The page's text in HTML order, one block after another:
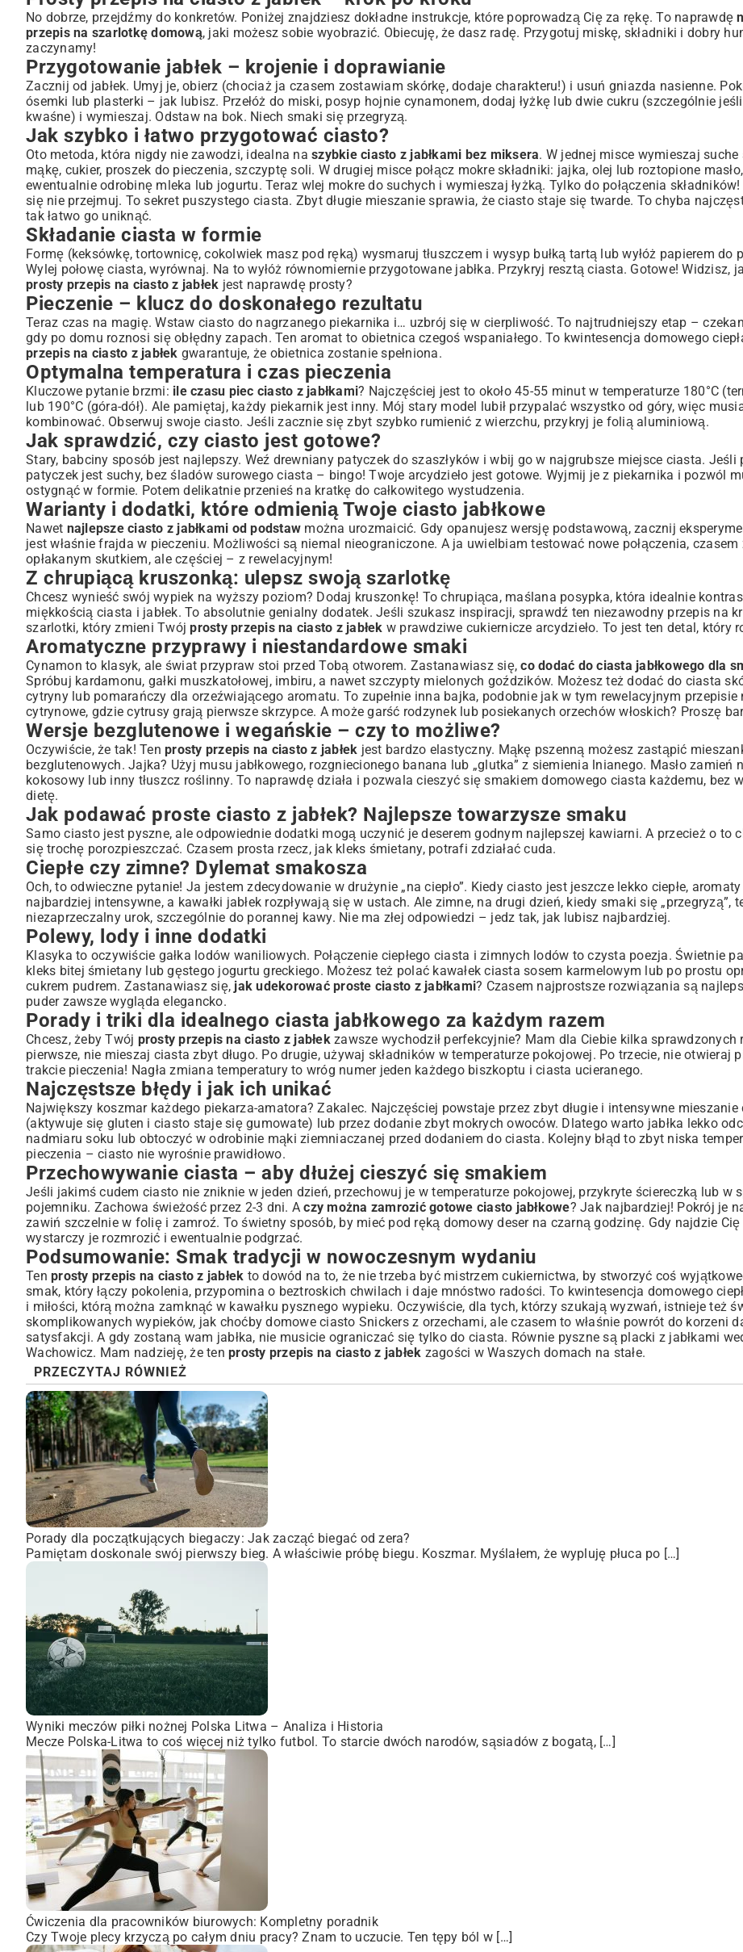
No dobrze, przejdźmy do konkretów. Poniżej znajdziesz dokładne instrukcje, które poprowadzą Cię za rękę. To naprawdę
przepis na szarlotkę domową, jaki możesz sobie wyobrazić. Obiecuję, że dasz radę. Przygotuj miskę, składniki i dobry
zaczynamy!
Przygotowanie jabłek – krojenie i doprawianie
Zacznij od jabłek. Umyj je, obierz (chociaż ja czasem zostawiam skórkę, dodaje charakteru!) i usuń gniazda nasienne.
ósemki lub plasterki – jak lubisz. Przełóż do miski, posyp hojnie cynamonem, dodaj łyżkę lub dwie cukru (szczególnie
kwaśne) i wymieszaj. Odstaw na bok. Niech smaki się przegryzą.
Jak szybko i łatwo przygotować ciasto?
Oto metoda, która nigdy nie zawodzi, idealna na szybkie ciasto z jabłkami bez miksera. W jednej misce wymieszaj suche
mąkę, cukier, proszek do pieczenia, szczyptę soli. W drugiej misce połącz mokre składniki: jajka, olej lub roztopione masło,
ewentualnie odrobinę mleka lub jogurtu. Teraz wlej mokre do suchych i wymieszaj łyżką. Tylko do połączenia
się nie przejmuj. To sekret puszystego ciasta. Zbyt długie mieszanie sprawia, że ciasto staje się twarde. To chyba
tak łatwo go uniknąć.
Składanie ciasta w formie
Formę (keksówkę, tortownicę, cokolwiek masz pod ręką) wysmaruj tłuszczem i wysyp bułką tartą lub wyłóż papierem do
Wylej połowę ciasta, wyrównaj. Na to wyłóż równomiernie przygotowane jabłka. Przykryj resztą ciasta. Gotowe! Widzisz,
prosty przepis na ciasto z jabłek jest naprawdę prosty?
Pieczenie – klucz do doskonałego rezultatu
Teraz czas na magię. Wstaw ciasto do nagrzanego piekarnika i… uzbrój się w cierpliwość. To najtrudniejszy etap –
gdy po domu roznosi się obłędny zapach. Ten aromat to obietnica czegoś wspaniałego. To kwintesencja domowego
przepis na ciasto z jabłek gwarantuje, że obietnica zostanie spełniona.
Optymalna temperatura i czas pieczenia
Kluczowe pytanie brzmi: ile czasu piec ciasto z jabłkami? Najczęściej jest to około 45-55 minut w temperaturze 180°C
lub 190°C (góra-dół). Ale pamiętaj, każdy piekarnik jest inny. Mój stary model lubił przypalać wszystko od góry, więc
kombinować. Obserwuj swoje ciasto. Jeśli zacznie się zbyt szybko rumienić z wierzchu, przykryj je folią aluminiową.
Jak sprawdzić, czy ciasto jest gotowe?
Stary, babciny sposób jest najlepszy. Weź drewniany patyczek do szaszłyków i wbij go w najgrubsze miejsce ciasta. Jeśli
patyczek jest suchy, bez śladów surowego ciasta – bingo! Twoje arcydzieło jest gotowe. Wyjmij je z piekarnika i pozwól
ostygnąć w formie. Potem delikatnie przenieś na kratkę do całkowitego wystudzenia.
Warianty i dodatki, które odmienią Twoje ciasto jabłkowe
Nawet najlepsze ciasto z jabłkami od podstaw można urozmaicić. Gdy opanujesz wersję podstawową, zacznij
jest właśnie frajda w pieczeniu. Możliwości są niemal nieograniczone. A ja uwielbiam testować nowe połączenia, czasem
opłakanym skutkiem, ale częściej – z rewelacyjnym!
Z chrupiącą kruszonką: ulepsz swoją szarlotkę
Chcesz wynieść swój wypiek na wyższy poziom? Dodaj kruszonkę! To chrupiąca, maślana posypka, która idealnie
miękkością ciasta i jabłek. To absolutnie genialny dodatek. Jeśli szukasz inspiracji, sprawdź ten niezawodny przepis na
szarlotki, który zmieni Twójprosty przepis na ciasto z jabłek w prawdziwe cukiernicze arcydzieło. To jest ten detal, który
Aromatyczne przyprawy i niestandardowe smaki
Cynamon to klasyk, ale świat przypraw stoi przed Tobą otworem. Zastanawiasz się,co dodać do ciasta jabłkowego dla
Spróbuj kardamonu, gałki muszkatołowej, imbiru, a nawet szczypty mielonych goździków. Możesz też dodać do ciasta
cytryny lub pomarańczy dla orzeźwiającego aromatu. To zupełnie inna bajka, podobnie jak w tym rewelacyjnym przepisie
cytrynowe, gdzie cytrusy grają pierwsze skrzypce. A może garść rodzynek lub posiekanych orzechów włoskich? Proszę
Wersje bezglutenowe i wegańskie – czy to możliwe?
Oczywiście, że tak! Ten prosty przepis na ciasto z jabłek jest bardzo elastyczny. Mąkę pszenną możesz zastąpić
bezglutenowych. Jajka? Użyj musu jabłkowego, rozgniecionego banana lub „glutka” z siemienia lnianego. Masło zamień
kokosowy lub inny tłuszcz roślinny. To naprawdę działa i pozwala cieszyć się smakiem domowego ciasta każdemu, bez
dietę.
Jak podawać proste ciasto z jabłek? Najlepsze towarzysze smaku
Samo ciasto jest pyszne, ale odpowiednie dodatki mogą uczynić je deserem godnym najlepszej kawiarni. A przecież o to
się trochę porozpieszczać. Czasem prosta rzecz, jak kleks śmietany, potrafi zdziałać cuda.
Ciepłe czy zimne? Dylemat smakosza
Och, to odwieczne pytanie! Ja jestem zdecydowanie w drużynie „na ciepło”. Kiedy ciasto jest jeszcze lekko ciepłe,
najbardziej intensywne, a kawałki jabłek rozpływają się w ustach. Ale zimne, na drugi dzień, kiedy smaki się „przegryzą”,
niezaprzeczalny urok, szczególnie do porannej kawy. Nie ma złej odpowiedzi – jedz tak, jak lubisz najbardziej.
Polewy, lody i inne dodatki
Klasyka to oczywiście gałka lodów waniliowych. Połączenie ciepłego ciasta i zimnych lodów to czysta poezja. Świetnie
kleks bitej śmietany lub gęstego jogurtu greckiego. Możesz też polać kawałek ciasta sosem karmelowym lub po prostu
cukrem pudrem. Zastanawiasz się, jak udekorować proste ciasto z jabłkami? Czasem najprostsze rozwiązania są
puder zawsze wygląda elegancko.
Porady i triki dla idealnego ciasta jabłkowego za każdym razem
Chcesz, żeby Twój prosty przepis na ciasto z jabłekzawsze wychodził perfekcyjnie? Mam dla Ciebie kilka sprawdzonych
pierwsze, nie mieszaj ciasta zbyt długo. Po drugie, używaj składników w temperaturze pokojowej. Po trzecie, nie otwieraj
trakcie pieczenia! Nagła zmiana temperatury to wróg numer jeden każdego biszkoptu i ciasta ucieranego.
Najczęstsze błędy i jak ich unikać
Największy koszmar każdego piekarza-amatora? Zakalec. Najczęściej powstaje przez zbyt długie i intensywne mieszanie
(aktywuje się gluten i ciasto staje się gumowate) lub przez dodanie zbyt mokrych owoców. Dlatego warto jabłka lekko
nadmiaru soku lub obtoczyć w odrobinie mąki ziemniaczanej przed dodaniem do ciasta. Kolejny błąd to zbyt niska
pieczenia – ciasto nie wyrośnie prawidłowo.
Przechowywanie ciasta – aby dłużej cieszyć się smakiem
Jeśli jakimś cudem ciasto nie zniknie w jeden dzień, przechowuj je w temperaturze pokojowej, przykryte ściereczką lub w
pojemniku. Zachowa świeżość przez 2-3 dni. Aczy można zamrozić gotowe ciasto jabłkowe? Jak najbardziej! Pokrój je
zawiń szczelnie w folię i zamroź. To świetny sposób, by mieć pod ręką domowy deser na czarną godzinę. Gdy najdzie Cię
wystarczy je rozmrozić i ewentualnie podgrzać.
Podsumowanie: Smak tradycji w nowoczesnym wydaniu
Ten prosty przepis na ciasto z jabłek to dowód na to, że nie trzeba być mistrzem cukiernictwa, by stworzyć coś
smak, który łączy pokolenia, przypomina o beztroskich chwilach i daje mnóstwo radości. To kwintesencja domowego
i miłości, którą można zamknąć w kawałku pysznego wypieku. Oczywiście, dla tych, którzy szukają wyzwań, istnieje też
skomplikowanych wypieków, jak choćbydomowe ciasto Snickers z orzechami, ale czasem to właśnie powrót do korzeni
satysfakcji. A gdy zostaną wam jabłka, nie musicie ograniczać się tylko do ciasta. Równie pyszne są placki z jabłkami
Wachowicz. Mam nadzieję, że ten prosty przepis na ciasto z jabłek zagości w Waszych domach na stałe.
PRZECZYTAJ RÓWNIEŻ
Porady dla początkujących biegaczy: Jak zacząć biegać od zera?
Pamiętam doskonale swój pierwszy bieg. A właściwie próbę biegu. Koszmar. Myślałem, że wypluję płuca po […]
Wyniki meczów piłki nożnej Polska Litwa – Analiza i Historia
Mecze Polska-Litwa to coś więcej niż tylko futbol. To starcie dwóch narodów, sąsiadów z bogatą, […]
Ćwiczenia dla pracowników biurowych: Kompletny poradnik
Czy Twoje plecy krzyczą po całym dniu pracy? Znam to uczucie. Ten tępy ból w […]